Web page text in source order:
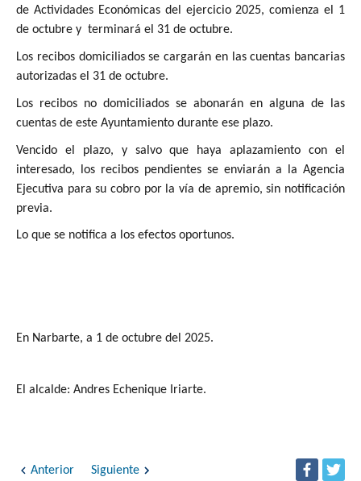
de Actividades Económicas del ejercicio 2025, comienza el 1
de octubre y terminará el 31 de octubre.
Los recibos domiciliados se cargarán en las cuentas bancarias
autorizadas el 31 de octubre.
Los recibos no domiciliados se abonarán en alguna de las
cuentas de este Ayuntamiento durante ese plazo.
Vencido el plazo, y salvo que haya aplazamiento con el
interesado, los recibos pendientes se enviarán a la Agencia
Ejecutiva para su cobro por la vía de apremio, sin notificación
previa.
Lo que se notifica a los efectos oportunos.
En Narbarte, a 1 de octubre del 2025.
El alcalde: Andres Echenique Iriarte.
Anterior Siguiente